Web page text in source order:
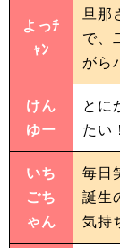
よっﾁ
ｬﾝ
旦那
で、
がら
けん
ゆー
とに
たい！
いち
ごち
ゃん
毎日
誕生
気持